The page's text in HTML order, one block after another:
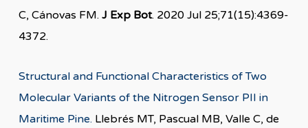
C, Cánovas FM. J Exp Bot. 2020 Jul 25;71(15):4369-
4372.
Structural and Functional Characteristics of Two
Molecular Variants of the Nitrogen Sensor PII in
Maritime Pine. Llebrés MT, Pascual MB, Valle C, de